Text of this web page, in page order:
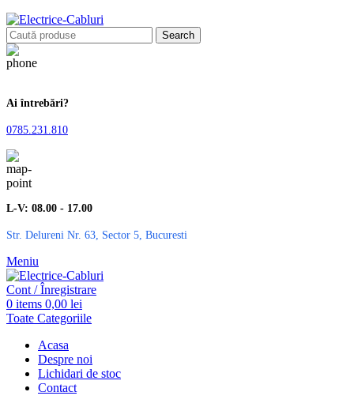
Search
Ai întrebări?
0785.231.810
L-V: 08.00 - 17.00
Str. Delureni Nr. 63, Sector 5, Bucuresti
Meniu
Cont / Înregistrare
0 items 0,00 lei
Toate Categoriile
Acasa
Despre noi
Lichidari de stoc
Contact